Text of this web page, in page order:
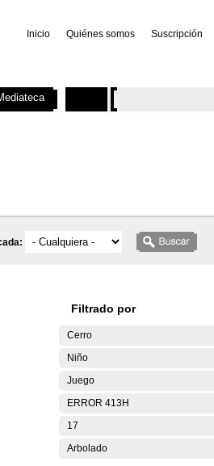
Inicio Quiénes somos Suscripción
Filtrado por
Cerro
Niño
Juego
ERROR 413H
17
Arbolado